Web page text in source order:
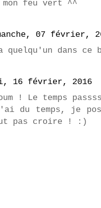
mon feu vert ^^
07 février,
dans ce
16 février, 2016
! Le temps
du temps, je
pas croire ! :)